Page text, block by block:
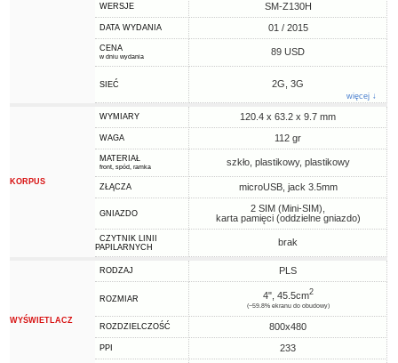
WERSJE SM-Z130H
DATA WYDANIA 01 / 2015
CENA
w dniu wydania 89 USD
SIEĆ 2G, 3G
więcej ↓
KORPUS
WYMIARY 120.4 x 63.2 x 9.7 mm
WAGA 112 gr
MATERIAŁ
front, spód, ramka szkło, plastikowy, plastikowy
ZŁĄCZA microUSB, jack 3.5mm
GNIAZDO
2 SIM (Mini-SIM),
karta pamięci (oddzielne gniazdo)
CZYTNIK LINII
PAPILARNYCH
brak
WYŚWIETLACZ
RODZAJ PLS
ROZMIAR 4", 45.5cm2
(~59.8% ekranu do obudowy)
ROZDZIELCZOŚĆ 800x480
PPI 233